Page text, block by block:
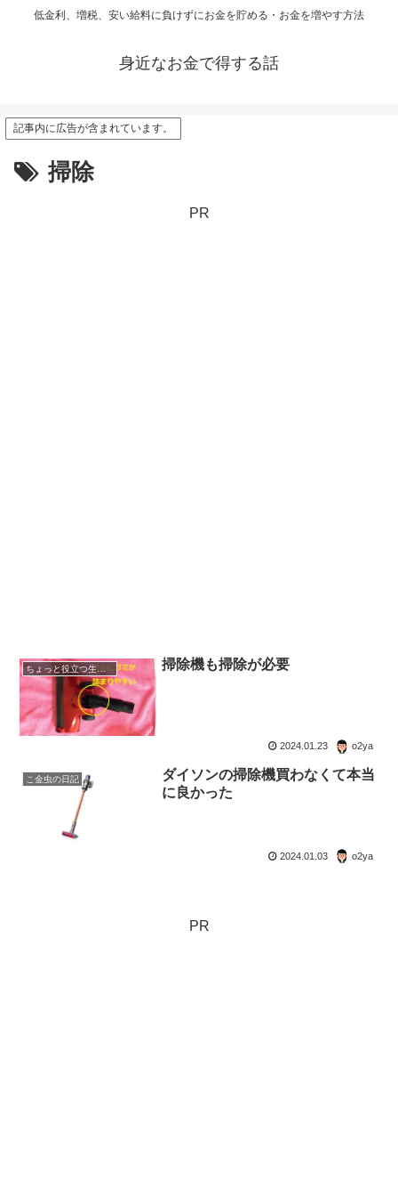
低金利、増税、安い給料に負けずにお金を貯める・お金を増やす方法
身近なお金で得する話
記事内に広告が含まれています。
掃除
PR
ちょっと役立つ生活の知恵 掃除機も掃除が必要
2024.01.23 o2ya
こ金虫の日記
ダイソンの掃除機買わなくて本当
に良かった
2024.01.03 o2ya
PR